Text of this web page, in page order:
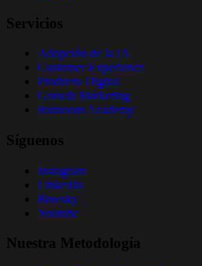
Servicios
Adopción de la IA
Customer Experience
Producto Digital
Growth Marketing
Runroom Academy
Síguenos
Instagram
LinkedIn
Bluesky
Youtube
Nuestra Metodología